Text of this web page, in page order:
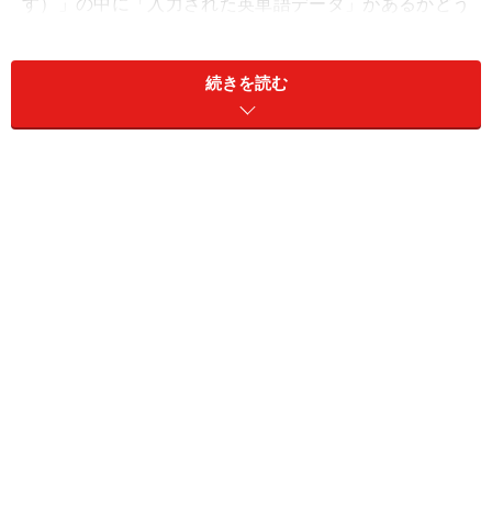
す）」の中に「入力された英単語データ」があるかどう
る、という仕組みでスペルチェックを実行します。
続きを読む